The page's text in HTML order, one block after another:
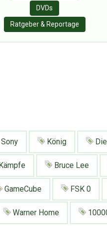
DVDs
Ratgeber & Reportage
Sony König
Kämpfe Bruce Lee
GameCube FSK 0
Warner Home